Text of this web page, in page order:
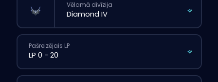
Vēlamā divīzija
Pašreizējais LP